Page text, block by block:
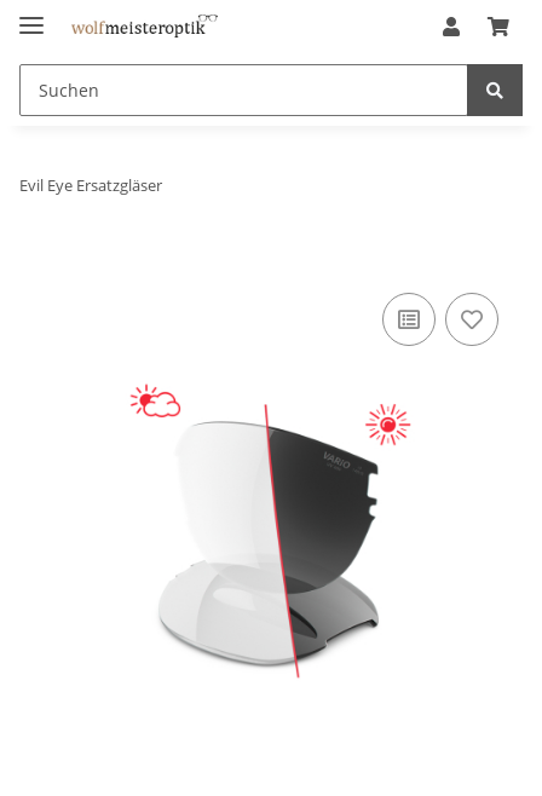
Evil Eye Ersatzgläser